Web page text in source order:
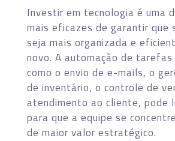
Investir em tecnologia é uma
mais eficazes de garantir que
seja mais organizada e
novo. A automação de
como o envio de e-mails, o
de inventário, o controle de
atendimento ao cliente, pode
para que a equipe se
de maior valor estratégico.